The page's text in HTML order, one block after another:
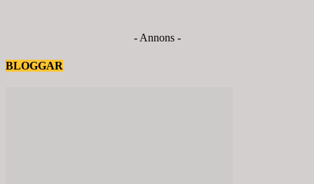
- Annons -
BLOGGAR